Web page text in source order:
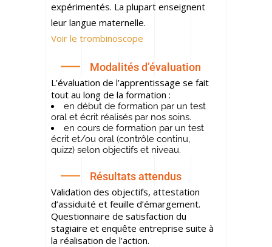
expérimentés. La plupart enseignent
leur langue maternelle.
Voir le trombinoscope
Modalités d’évaluation
L’évaluation de l’apprentissage se fait
tout au long de la formation :
en début de formation par un test
oral et écrit réalisés par nos soins.
en cours de formation par un test
écrit et/ou oral (contrôle continu,
quizz) selon objectifs et niveau.
Résultats attendus
Validation des objectifs, attestation
d’assiduité et feuille d’émargement.
Questionnaire de satisfaction du
stagiaire et enquête entreprise suite à
la réalisation de l’action.